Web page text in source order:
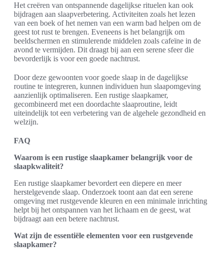
Het creëren van ontspannende dagelijkse rituelen kan ook
bijdragen aan slaapverbetering. Activiteiten zoals het lezen
van een boek of het nemen van een warm bad helpen om de
geest tot rust te brengen. Eveneens is het belangrijk om
beeldschermen en stimulerende middelen zoals cafeïne in de
avond te vermijden. Dit draagt bij aan een serene sfeer die
bevorderlijk is voor een goede nachtrust.
Door deze gewoonten voor goede slaap in de dagelijkse
routine te integreren, kunnen individuen hun slaapomgeving
aanzienlijk optimaliseren. Een rustige slaapkamer,
gecombineerd met een doordachte slaaproutine, leidt
uiteindelijk tot een verbetering van de algehele gezondheid en
welzijn.
FAQ
Waarom is een rustige slaapkamer belangrijk voor de
slaapkwaliteit?
Een rustige slaapkamer bevordert een diepere en meer
herstelgevende slaap. Onderzoek toont aan dat een serene
omgeving met rustgevende kleuren en een minimale inrichting
helpt bij het ontspannen van het lichaam en de geest, wat
bijdraagt aan een betere nachtrust.
Wat zijn de essentiële elementen voor een rustgevende
slaapkamer?